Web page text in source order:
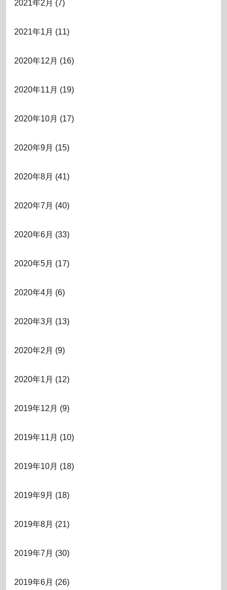
2021年2月 (7)
2021年1月 (11)
2020年12月 (16)
2020年11月 (19)
2020年10月 (17)
2020年9月 (15)
2020年8月 (41)
2020年7月 (40)
2020年6月 (33)
2020年5月 (17)
2020年4月 (6)
2020年3月 (13)
2020年2月 (9)
2020年1月 (12)
2019年12月 (9)
2019年11月 (10)
2019年10月 (18)
2019年9月 (18)
2019年8月 (21)
2019年7月 (30)
2019年6月 (26)